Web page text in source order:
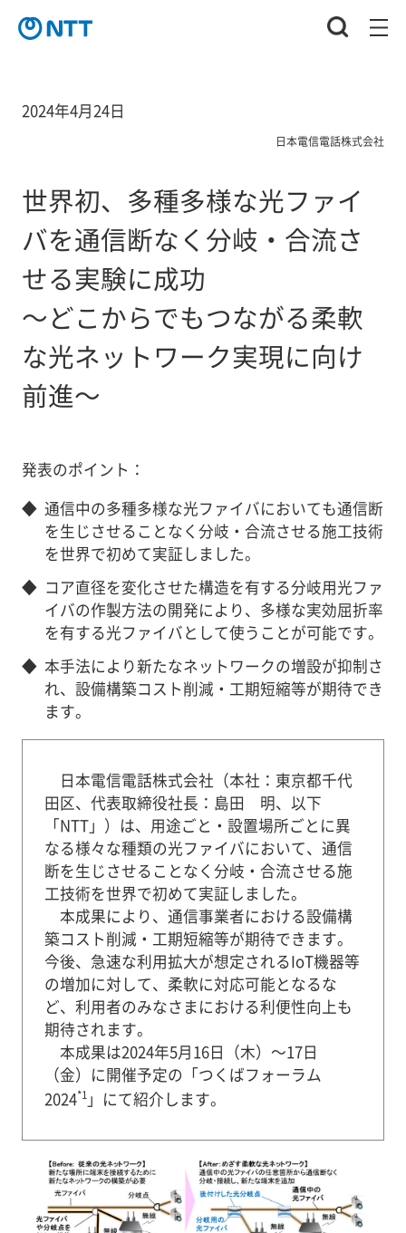
2024年4月24日
日本電信電話株式会社
世界初、多種多様な光ファイ
バを通信断なく分岐・合流さ
せる実験に成功
～どこからでもつながる柔軟
な光ネットワーク実現に向け
前進～
発表のポイント：
◆ 通信中の多種多様な光ファイバにおいても通信断
を生じさせることなく分岐・合流させる施工技術
を世界で初めて実証しました。
◆ コア直径を変化させた構造を有する分岐用光ファ
イバの作製方法の開発により、多様な実効屈折率
を有する光ファイバとして使うことが可能です。
◆ 本手法により新たなネットワークの増設が抑制さ
れ、設備構築コスト削減・工期短縮等が期待でき
ます。
日本電信電話株式会社（本社：東京都千代
田区、代表取締役社長：島田 明、以下
「NTT」）は、用途ごと・設置場所ごとに異
なる様々な種類の光ファイバにおいて、通信
断を生じさせることなく分岐・合流させる施
工技術を世界で初めて実証しました。
本成果により、通信事業者における設備構
築コスト削減・工期短縮等が期待できます。
今後、急速な利用拡大が想定されるIoT機器等
の増加に対して、柔軟に対応可能となるな
ど、利用者のみなさまにおける利便性向上も
期待されます。
本成果は2024年5月16日（木）～17日
（金）に開催予定の「つくばフォーラム
2024*1」にて紹介します。